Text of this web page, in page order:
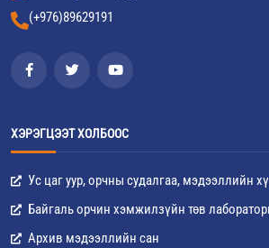
(+976)89629191
ХЭРЭГЦЭЭТ ХОЛБООС
Ус цаг уур, орчны судалгаа, мэдээллийн
Байгаль орчин хэмжилзүйн төв
Архив мэдээллийн сан